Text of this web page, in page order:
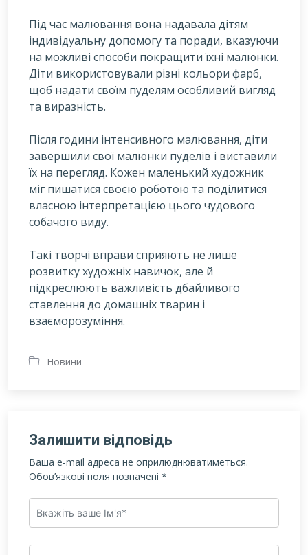
Під час малювання вона надавала дітям
індивідуальну допомогу та поради, вказуючи
на можливі способи покращити їхні малюнки.
Діти використовували різні кольори фарб,
щоб надати своїм пуделям особливий вигляд
та виразність.
Після години інтенсивного малювання, діти
завершили свої малюнки пуделів і виставили
їх на перегляд. Кожен маленький художник
міг пишатися своєю роботою та поділитися
власною інтерпретацією цього чудового
собачого виду.
Такі творчі вправи сприяють не лише
розвитку художніх навичок, але й
підкреслюють важливість дбайливого
ставлення до домашніх тварин і
взаєморозуміння.
Новини
Залишити відповідь
Ваша e-mail адреса не оприлюднюватиметься.
Обов’язкові поля позначені *